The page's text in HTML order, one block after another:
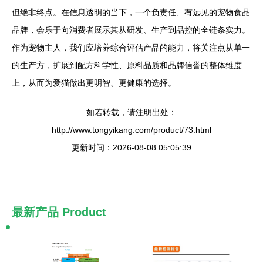
但绝非终点。在信息透明的当下，一个负责任、有远见的宠物食品
品牌，会乐于向消费者展示其从研发、生产到品控的全链条实力。
作为宠物主人，我们应培养综合评估产品的能力，将关注点从单一
的生产方，扩展到配方科学性、原料品质和品牌信誉的整体维度
上，从而为爱猫做出更明智、更健康的选择。
如若转载，请注明出处：
http://www.tongyikang.com/product/73.html
更新时间：2026-08-08 05:05:39
最新产品 Product